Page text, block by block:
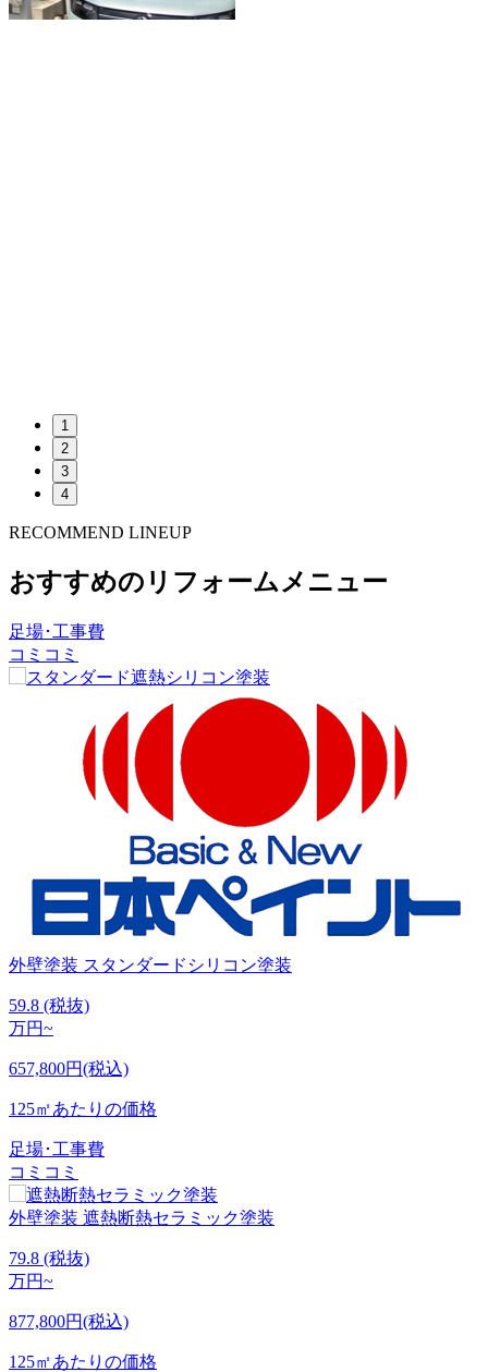
1
2
3
4
RECOMMEND LINEUP
おすすめのリフォームメニュー
足場･工事費
コミコミ
外壁塗装 スタンダードシリコン塗装
59.8 (税抜)
万円~
657,800円(税込)
125㎡あたりの価格
足場･工事費
コミコミ
外壁塗装 遮熱断熱セラミック塗装
79.8 (税抜)
万円~
877,800円(税込)
125㎡あたりの価格